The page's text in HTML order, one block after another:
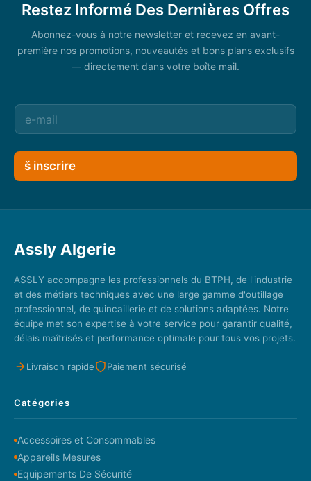
Restez Informé Des Dernières Offres
Abonnez-vous à notre newsletter et recevez en avant-
première nos promotions, nouveautés et bons plans exclusifs
— directement dans votre boîte mail.
š inscrire
Assly Algerie
ASSLY accompagne les professionnels du BTPH, de l'industrie
et des métiers techniques avec une large gamme d'outillage
professionnel, de quincaillerie et de solutions adaptées. Notre
équipe met son expertise à votre service pour garantir qualité,
délais maîtrisés et performance optimale pour tous vos projets.
Livraison rapide Paiement sécurisé
Catégories
Accessoires et Consommables
Appareils Mesures
Equipements De Sécurité